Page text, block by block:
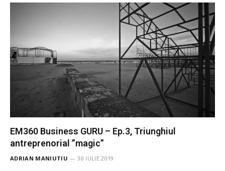
EM360 Business GURU – Ep.3, Triunghiul
antreprenorial ”magic”
ADRIAN MANIUTIU 30 IULIE 2019